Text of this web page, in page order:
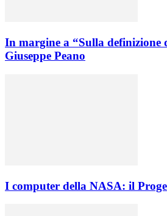
In margine a “Sulla
Giuseppe Peano
I computer della NASA: il